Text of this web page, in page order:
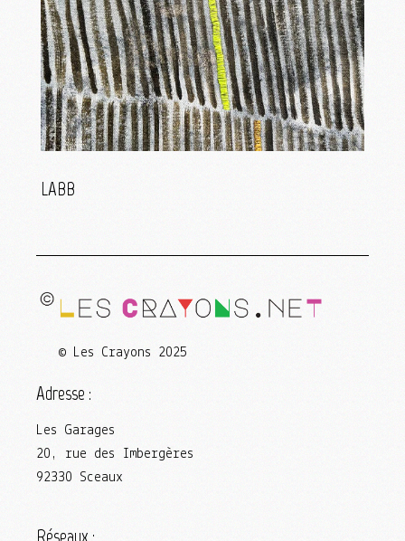
LABB
© Les Crayons 2025
Adresse :
Les Garages
20, rue des Imbergères
92330 Sceaux
Réseaux :